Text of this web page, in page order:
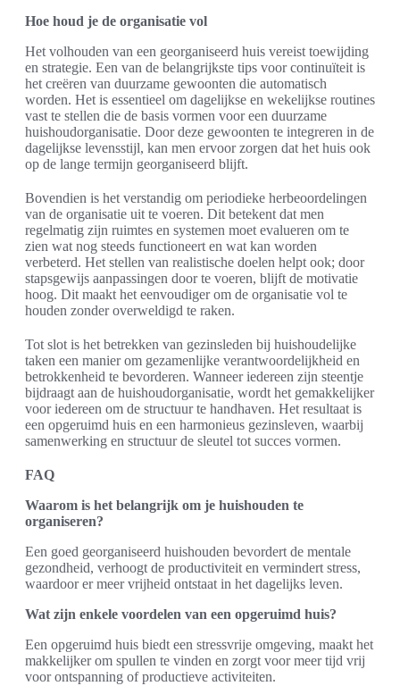
Hoe houd je de organisatie vol
Het volhouden van een georganiseerd huis vereist toewijding
en strategie. Een van de belangrijkste tips voor continuïteit is
het creëren van duurzame gewoonten die automatisch
worden. Het is essentieel om dagelijkse en wekelijkse routines
vast te stellen die de basis vormen voor een duurzame
huishoudorganisatie. Door deze gewoonten te integreren in de
dagelijkse levensstijl, kan men ervoor zorgen dat het huis ook
op de lange termijn georganiseerd blijft.
Bovendien is het verstandig om periodieke herbeoordelingen
van de organisatie uit te voeren. Dit betekent dat men
regelmatig zijn ruimtes en systemen moet evalueren om te
zien wat nog steeds functioneert en wat kan worden
verbeterd. Het stellen van realistische doelen helpt ook; door
stapsgewijs aanpassingen door te voeren, blijft de motivatie
hoog. Dit maakt het eenvoudiger om de organisatie vol te
houden zonder overweldigd te raken.
Tot slot is het betrekken van gezinsleden bij huishoudelijke
taken een manier om gezamenlijke verantwoordelijkheid en
betrokkenheid te bevorderen. Wanneer iedereen zijn steentje
bijdraagt aan de huishoudorganisatie, wordt het gemakkelijker
voor iedereen om de structuur te handhaven. Het resultaat is
een opgeruimd huis en een harmonieus gezinsleven, waarbij
samenwerking en structuur de sleutel tot succes vormen.
FAQ
Waarom is het belangrijk om je huishouden te
organiseren?
Een goed georganiseerd huishouden bevordert de mentale
gezondheid, verhoogt de productiviteit en vermindert stress,
waardoor er meer vrijheid ontstaat in het dagelijks leven.
Wat zijn enkele voordelen van een opgeruimd huis?
Een opgeruimd huis biedt een stressvrije omgeving, maakt het
makkelijker om spullen te vinden en zorgt voor meer tijd vrij
voor ontspanning of productieve activiteiten.